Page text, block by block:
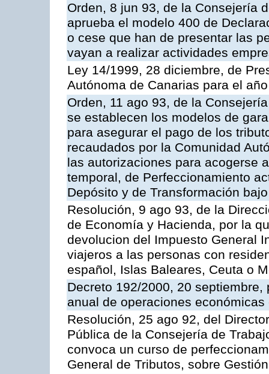
Orden, 8 jun 93, de la Consejería
aprueba el modelo 400 de
o cese que han de presentar las
vayan a realizar actividades
Ley 14/1999, 28 diciembre, de
Autónoma de Canarias para el
Orden, 11 ago 93, de la
se establecen los modelos de
para asegurar el pago de los
recaudados por la Comunidad
las autorizaciones para acogerse
temporal, de Perfeccionamiento
Depósito y de Transformación
Resolución, 9 ago 93, de la
de Economía y Hacienda, por la
devolucion del Impuesto General
viajeros a las personas con
español, Islas Baleares, Ceuta o
Decreto 192/2000, 20
anual de operaciones
Resolución, 25 ago 92, del
Pública de la Consejería de
convoca un curso de
General de Tributos, sobre